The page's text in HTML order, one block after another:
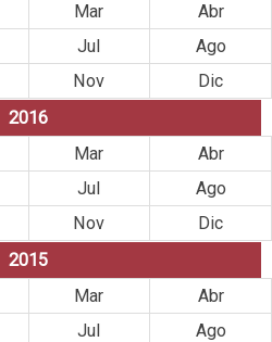
Mar
Abr
Jul
Ago
Nov
Dic
2016
Mar
Abr
Jul
Ago
Nov
Dic
2015
Mar
Abr
Jul
Ago